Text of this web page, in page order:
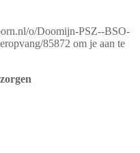
o/Doomijn-PSZ--BSO-
85872 om je aan te